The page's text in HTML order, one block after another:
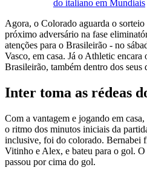
do italiano em Mundiais
Agora, o Colorado aguarda o
próximo adversário na fase
atenções para o Brasileirão - no
Vasco, em casa. Já o Athletic
Brasileirão, também dentro dos seus
Inter toma as rédeas
Com a vantagem e jogando em
o ritmo dos minutos iniciais da
inclusive, foi do colorado. Bernabei
Vitinho e Alex, e bateu para o gol.
passou por cima do gol.